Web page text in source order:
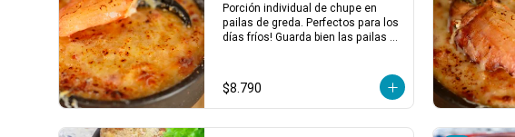
Porción individual de chupe en
pailas de greda. Perfectos para los
días fríos! Guarda bien las pailas de
$8.790